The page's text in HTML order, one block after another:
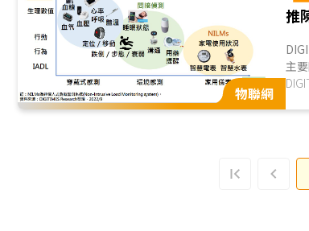
物聯網
推
主
病